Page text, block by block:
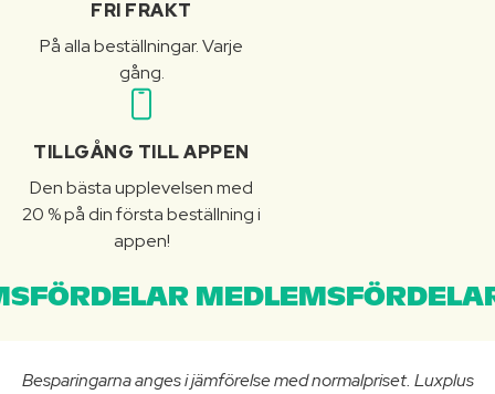
FRI FRAKT
På alla beställningar. Varje
gång.
TILLGÅNG TILL APPEN
Den bästa upplevelsen med
20 % på din första beställning i
appen!
Besparingarna anges i jämförelse med normalpriset. Luxplus